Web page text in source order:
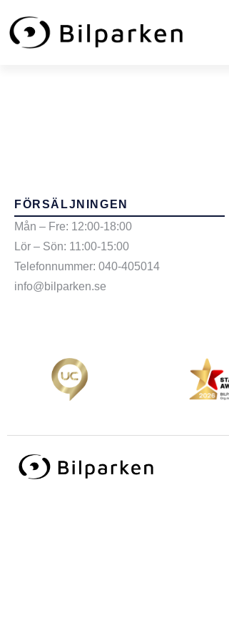
FÖRSÄLJNINGEN
Mån – Fre: 12:00-18:00
Lör – Sön: 11:00-15:00
Telefonnummer: 040-405014
info@bilparken.se